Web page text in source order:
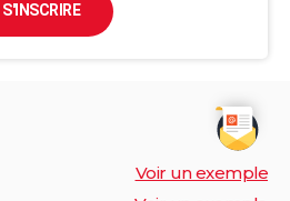
S'INSCRIRE
Voir un exemple